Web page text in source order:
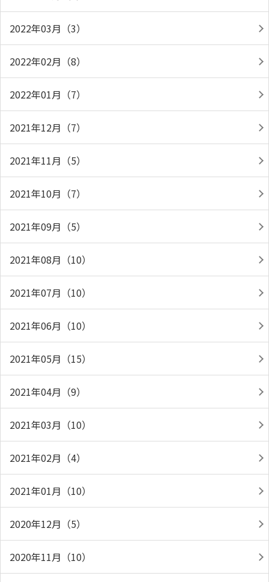
2022年03月（3）
2022年02月（8）
2022年01月（7）
2021年12月（7）
2021年11月（5）
2021年10月（7）
2021年09月（5）
2021年08月（10）
2021年07月（10）
2021年06月（10）
2021年05月（15）
2021年04月（9）
2021年03月（10）
2021年02月（4）
2021年01月（10）
2020年12月（5）
2020年11月（10）